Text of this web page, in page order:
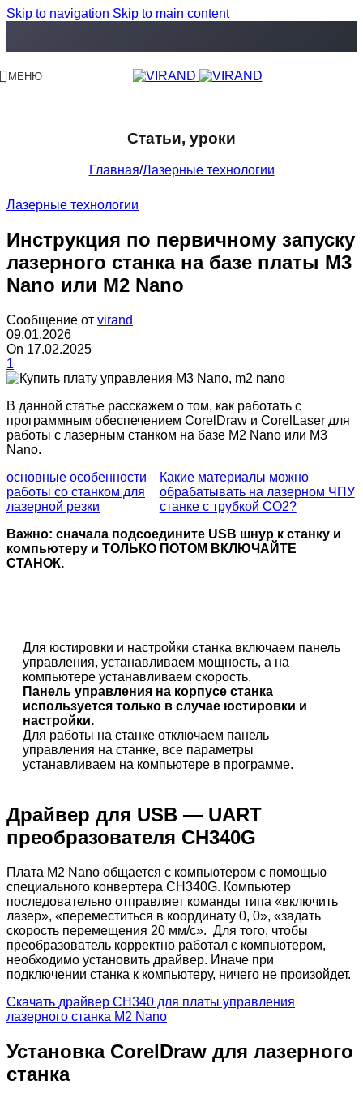
Skip to navigation Skip to main content
МЕНЮ
Статьи, уроки
Главная/Лазерные технологии
Лазерные технологии
Инструкция по первичному запуску
лазерного станка на базе платы M3
Nano или M2 Nano
Сообщение от virand
09.01.2026
On 17.02.2025
1
В данной статье расскажем о том, как работать с
программным обеспечением CorelDraw и CorelLaser для
работы с лазерным станком на базе M2 Nano или M3
Nano.
основные особенности
работы со станком для
лазерной резки
Какие материалы можно
обрабатывать на лазерном ЧПУ
станке с трубкой CO2?
Важно: сначала подсоедините USB шнур к станку и
компьютеру и ТОЛЬКО ПОТОМ ВКЛЮЧАЙТЕ
СТАНОК.
Для юстировки и настройки станка включаем панель
управления, устанавливаем мощность, а на
компьютере устанавливаем скорость.
Панель управления на корпусе станка
используется только в случае юстировки и
настройки.
Для работы на станке отключаем панель
управления на станке, все параметры
устанавливаем на компьютере в программе.
Драйвер для USB — UART
преобразователя CH340G
Плата M2 Nano общается с компьютером с помощью
специального конвертера CH340G. Компьютер
последовательно отправляет команды типа «включить
лазер», «переместиться в координату 0, 0», «задать
скорость перемещения 20 мм/с». Для того, чтобы
преобразователь корректно работал с компьютером,
необходимо установить драйвер. Иначе при
подключении станка к компьютеру, ничего не произойдет.
Скачать драйвер CH340 для платы управления
лазерного станка M2 Nano
Установка CorelDraw для лазерного
станка